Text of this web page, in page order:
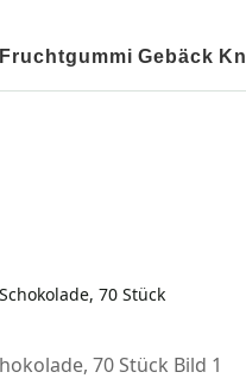
Fruchtgummi Gebäck
70 Stück